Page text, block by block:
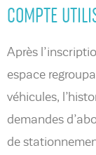
COMPTE
Après
espace
véhicules,
demandes
de